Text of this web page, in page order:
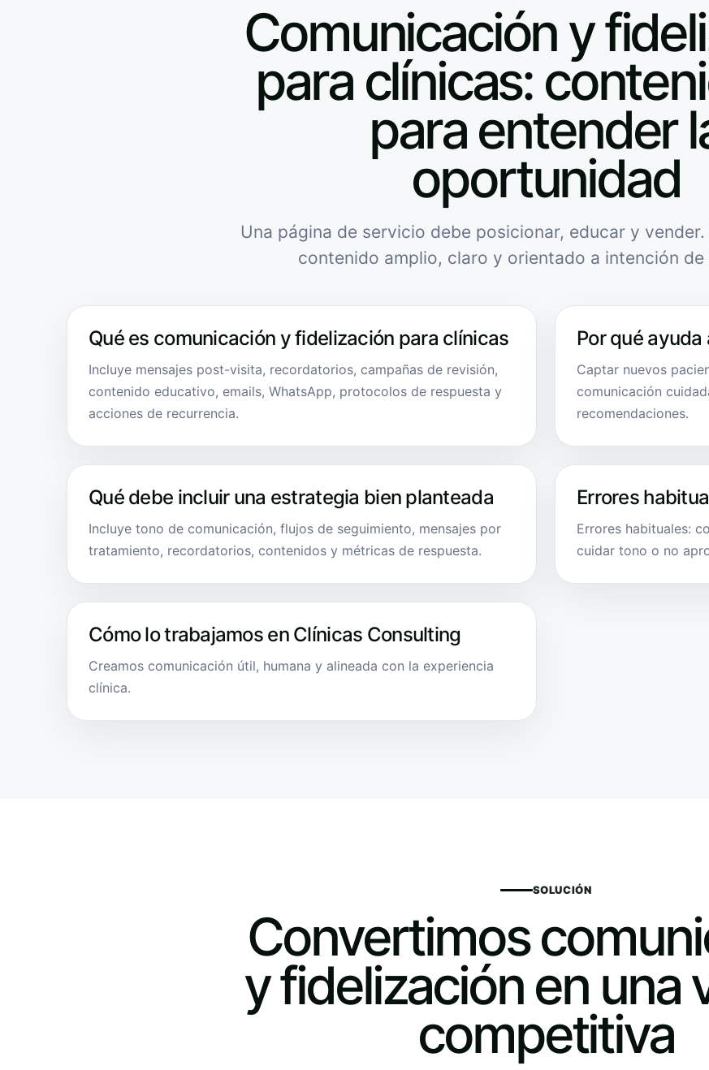
Comunicación y
para clínicas:
para entender
oportunidad
Una página de servicio debe posicionar, educar y
contenido amplio, claro y orientado a intención de
Qué es comunicación y fidelización para clínicas
Incluye mensajes post-visita, recordatorios, campañas de revisión,
contenido educativo, emails, WhatsApp, protocolos de respuesta y
acciones de recurrencia.
Por qué
Captar nuevos
comunicación
recomendaciones.
Qué debe incluir una estrategia bien planteada
Incluye tono de comunicación, flujos de seguimiento, mensajes por
tratamiento, recordatorios, contenidos y métricas de respuesta.
Errores
Errores habituales:
cuidar tono o no
Cómo lo trabajamos en Clínicas Consulting
Creamos comunicación útil, humana y alineada con la experiencia
clínica.
SOLUCIÓN
Convertimos
y fidelización en una
competitiva